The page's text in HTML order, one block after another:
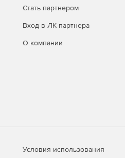
Стать партнером
Вход в ЛК партнера
О компании
Условия использования